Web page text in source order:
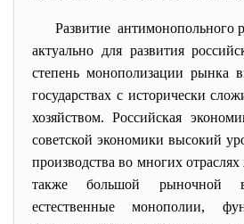
Развитие антимонопольного
актуально для развития
степень монополизации рынка
государствах с исторически
хозяйством. Российская
советской экономики высокий
производства во многих
также большой рыночной
естественные монополии,